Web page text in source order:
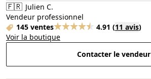
🇫🇷 Julien C.
Vendeur professionnel
145 ventes
4.91 (11 avis)
Voir la boutique
Contacter le vendeur